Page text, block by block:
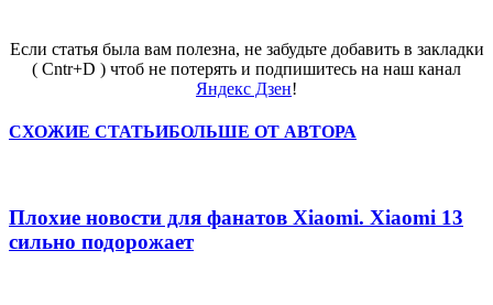
Если статья была вам полезна, не забудьте добавить в закладки
( Cntr+D ) чтоб не потерять и подпишитесь на наш канал
Яндекс Дзен!
СХОЖИЕ СТАТЬИБОЛЬШЕ ОТ АВТОРА
Плохие новости для фанатов Xiaomi. Xiaomi 13
сильно подорожает